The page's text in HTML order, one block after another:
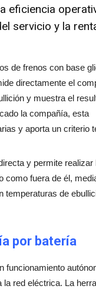
eficiencia
servicio y la
de frenos con base
directamente el
y muestra el
la compañía, esta
y aporta un criterio
y permite realizar
como fuera de él,
temperaturas de
por batería
funcionamiento
la red eléctrica. La